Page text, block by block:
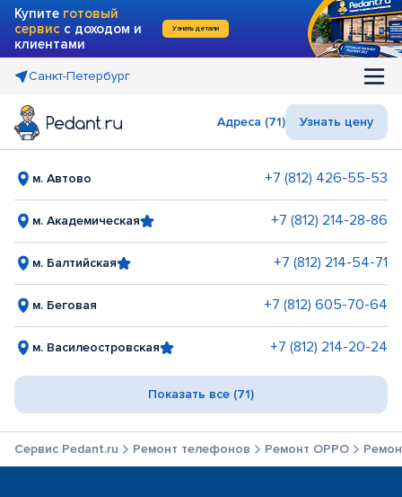
Купите готовый
сервис с доходом и
клиентами
Узнать детали
Санкт-Петербург
Адреса (71) Узнать цену
м. Автово +7 (812) 426-55-53
м. Академическая +7 (812) 214-28-86
м. Балтийская +7 (812) 214-54-71
м. Беговая +7 (812) 605-70-64
м. Василеостровская +7 (812) 214-20-24
Показать все (71)
Сервис Pedant.ru Ремонт телефонов Ремонт OPPO